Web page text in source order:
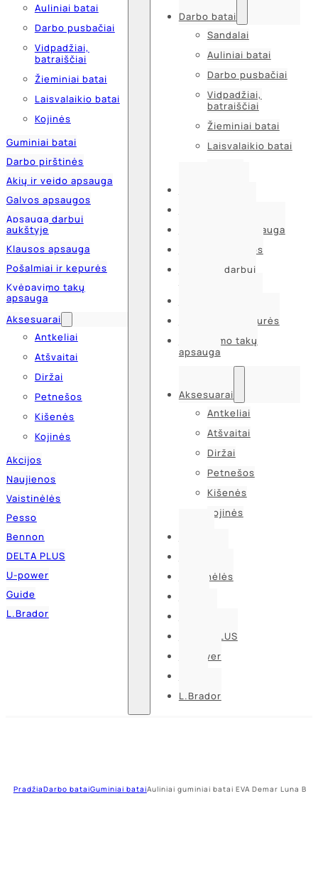
Auliniai batai
Darbo pusbačiai
Vidpadžiai,
batraiščiai
Žieminiai batai
Laisvalaikio batai
Kojinės
Guminiai batai
Darbo pirštinės
Akių ir veido apsauga
Galvos apsaugos
Apsauga darbui
aukštyje
Klausos apsauga
Pošalmiai ir kepurės
Kvėpavimo takų
apsauga
Aksesuarai
Antkeliai
Atšvaitai
Diržai
Petnešos
Kišenės
Kojinės
Akcijos
Naujienos
Vaistinėlės
Pesso
Bennon
DELTA PLUS
U-power
Guide
L.Brador
Darbo batai
Sandalai
Auliniai batai
Darbo pusbačiai
Vidpadžiai,
batraiščiai
Žieminiai batai
Laisvalaikio batai
Akių ir veido apsauga
Galvos apsaugos
Apsauga darbui
Pošalmiai ir kepurės
Kvėpavimo takų
apsauga
Aksesuarai
Antkeliai
Atšvaitai
Diržai
Petnešos
Kišenės
Kojinės
Vaistinėlės
DELTA PLUS
U-power
L.Brador
PradžiaDarbo bataiGuminiai bataiAuliniai guminiai batai EVA Demar Luna B